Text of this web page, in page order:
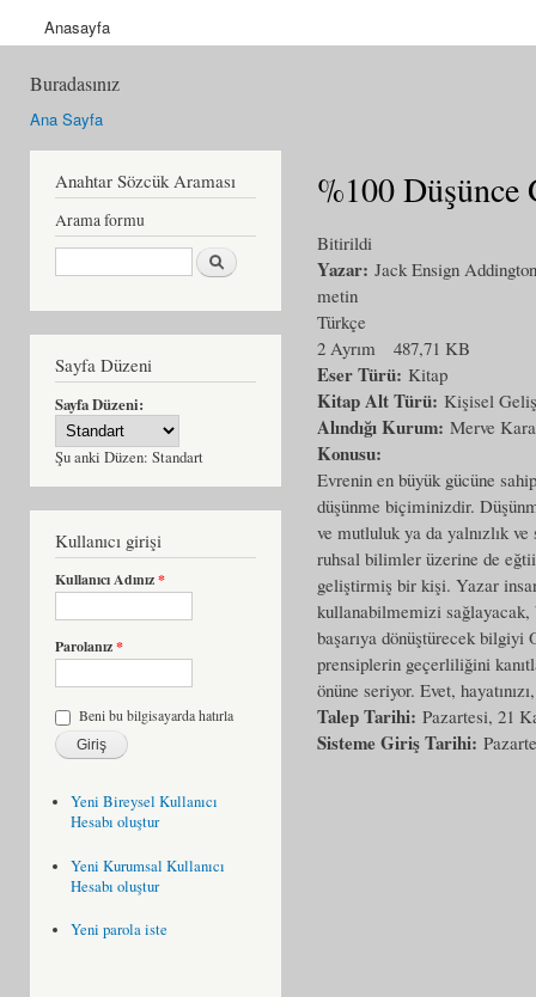
Anasayfa
Buradasınız
Ana Sayfa
Anahtar Sözcük Araması
Arama formu
Ara
Sayfa Düzeni
Sayfa Düzeni:
Şu anki Düzen: Standart
Kullanıcı girişi
Kullanıcı Adınız*
Parolanız*
Beni bu bilgisayarda hatırla
Yeni Bireysel Kullanıcı
Hesabı oluştur
Yeni Kurumsal Kullanıcı
Hesabı oluştur
Yeni parola iste
%100 Düşünce
Bitirildi
Yazar: Jack Ensign Addington
metin
Türkçe
2 Ayrım
487,71 KB
Eser Türü: Kitap
Kitap Alt Türü: Kişisel
Alındığı Kurum: Merve
Konusu:
Evrenin en büyük gücüne
düşünme biçiminizdir.
ve mutluluk ya da yalnızlık
ruhsal bilimler üzerine de
geliştirmiş bir kişi. Yazar
kullanabilmemizi sağlayacak,
başarıya dönüştürecek
prensiplerin geçerliliğini
önüne seriyor. Evet,
Talep Tarihi: Pazartesi, 21
Sisteme Giriş Tarihi: